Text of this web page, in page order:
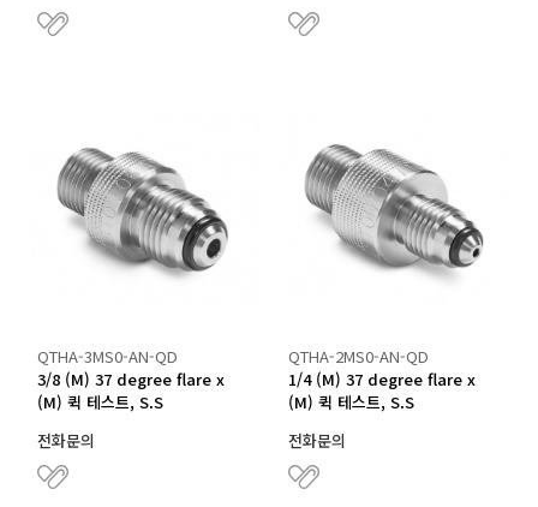
QTHA-3MS0-AN-QD
3/8 (M) 37 degree flare x
(M) 퀵 테스트, S.S
전화문의
QTHA-2MS0-AN-QD
1/4 (M) 37 degree flare x
(M) 퀵 테스트, S.S
전화문의